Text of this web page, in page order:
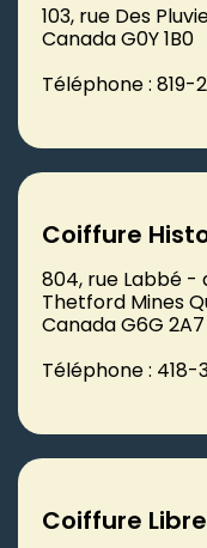
103, rue Des
Canada G0Y 1B0
Téléphone : 819-
Coiffure
804, rue Labbé -
Thetford Mines
Canada G6G 2A7
Téléphone :
Coiffure